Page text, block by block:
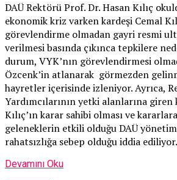
DAÜ Rektörü Prof. Dr. Hasan Kılıç
ekonomik kriz varken kardeşi Cemal
görevlendirme olmadan gayri resmi
verilmesi basında çıkınca tepkilere
durum, VYK’nın görevlendirmesi
Özcenk’in atlanarak görmezden
hayretler içerisinde izleniyor. Ayrıca,
Yardımcılarının yetki alanlarına
Kılıç’ın karar sahibi olması ve
geleneklerin etkili olduğu DAÜ
rahatsızlığa sebep olduğu iddia ediliyor.
Devamını Oku